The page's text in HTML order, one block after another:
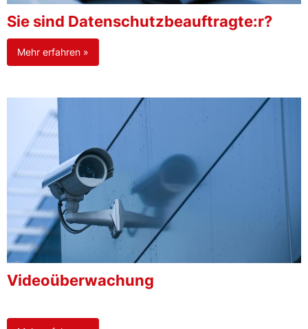
Sie sind Datenschutzbeauftragte:r?
Mehr erfahren »
Videoüberwachung